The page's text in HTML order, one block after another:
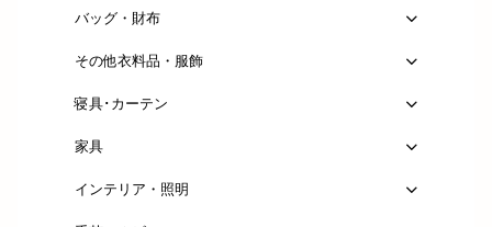
バッグ・財布
その他衣料品・服飾
寝具･カーテン
家具
インテリア・照明